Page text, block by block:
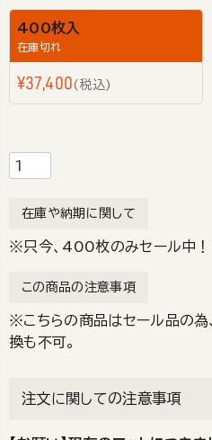
400枚入
在庫切れ
¥37,400 税込
在庫や納期に関して
※只今、400枚のみセール中！
この商品の注意事項
※こちらの商品はセール品の為
換も不可。
注文に関しての注意事項